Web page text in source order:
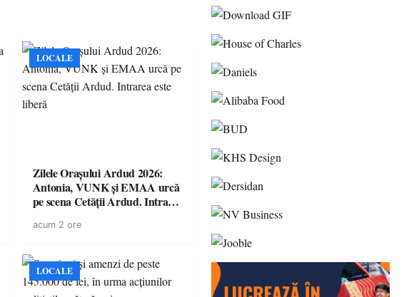
LOCALE
Zilele Orașului Ardud 2026:
Antonia, VUNK și EMAA urcă
pe scena Cetății Ardud. Intrarea
acum 2 ore
LOCALE